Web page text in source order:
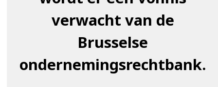
verwacht van de
Brusselse
ondernemingsrechtbank.